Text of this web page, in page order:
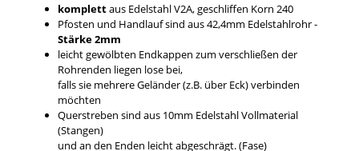
komplettaus Edelstahl V2A, geschliffen Korn 240
Pfosten und Handlauf sind aus 42,4mm Edelstahlrohr -
Stärke 2mm
leicht gewölbten Endkappen zum verschließen der
Rohrenden liegen lose bei,
falls sie mehrere Geländer (z.B. über Eck) verbinden
möchten
Querstreben sind aus 10mm Edelstahl Vollmaterial
(Stangen)
und an den Enden leicht abgeschrägt. (Fase)